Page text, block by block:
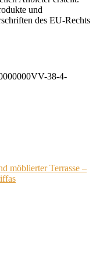
und
des EU-Rechts
38-4-